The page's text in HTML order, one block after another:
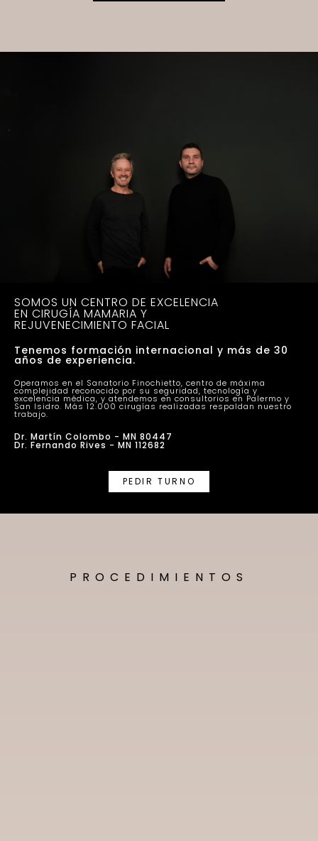
SOMOS UN CENTRO DE EXCELENCIA
EN CIRUGÍA MAMARIA Y
REJUVENECIMIENTO FACIAL
Tenemos formación internacional y más de 30
años de experiencia.
Operamos en el Sanatorio Finochietto, centro de máxima
complejidad reconocido por su seguridad, tecnología y
excelencia médica, y atendemos en consultorios en Palermo y
San Isidro. Más 12.000 cirugías realizadas respaldan nuestro
trabajo.
Dr. Martín Colombo - MN 80447
Dr. Fernando Rives - MN 112682
PEDIR TURNO
PROCEDIMIENTOS